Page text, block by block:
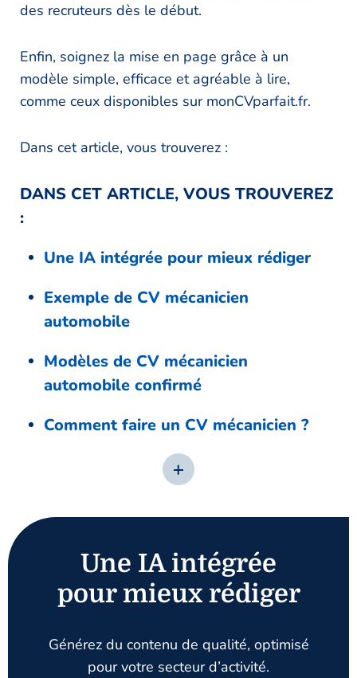
des recruteurs dès le début.
Enfin, soignez la mise en page grâce à un
modèle simple, efficace et agréable à lire,
comme ceux disponibles sur monCVparfait.fr.
Dans cet article, vous trouverez :
DANS CET ARTICLE, VOUS TROUVEREZ
:
Une IA intégrée pour mieux rédiger
Exemple de CV mécanicien
automobile
Modèles de CV mécanicien
automobile confirmé
Comment faire un CV mécanicien ?
Une IA intégrée
pour mieux rédiger
Générez du contenu de qualité, optimisé
pour votre secteur d’activité.